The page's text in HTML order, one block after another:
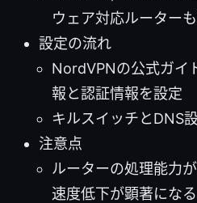
ウェア対応ルーター
設定の流れ
NordVPNの公式ガイ
報と認証情報を設定
キルスイッチとDNS
注意点
ルーターの処理能力
速度低下が顕著になる